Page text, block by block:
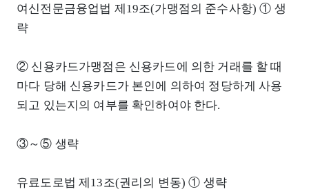
여신전문금융업법 제19조(가맹점의 준수사항) ① 생
략
② 신용카드가맹점은 신용카드에 의한 거래를 할 때
마다 당해 신용카드가 본인에 의하여 정당하게 사용
되고 있는지의 여부를 확인하여야 한다.
③～⑤ 생략
유료도로법 제13조(권리의 변동) ① 생략